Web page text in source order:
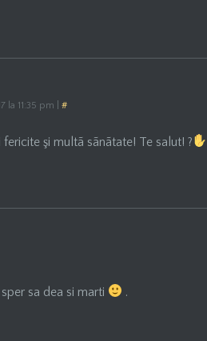
la 11:35 pm #
şi multã sãnãtate! Te salut! ?
sa dea si marti .